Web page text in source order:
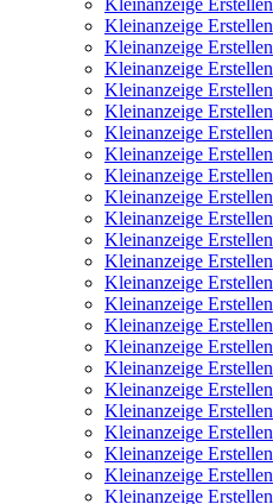
Kleinanzeige Erstellen
Kleinanzeige Erstellen
Kleinanzeige Erstellen
Kleinanzeige Erstellen
Kleinanzeige Erstellen
Kleinanzeige Erstellen
Kleinanzeige Erstellen
Kleinanzeige Erstellen
Kleinanzeige Erstellen
Kleinanzeige Erstellen
Kleinanzeige Erstellen
Kleinanzeige Erstellen
Kleinanzeige Erstellen
Kleinanzeige Erstellen
Kleinanzeige Erstellen
Kleinanzeige Erstellen
Kleinanzeige Erstellen
Kleinanzeige Erstellen
Kleinanzeige Erstellen
Kleinanzeige Erstellen
Kleinanzeige Erstellen
Kleinanzeige Erstellen
Kleinanzeige Erstellen